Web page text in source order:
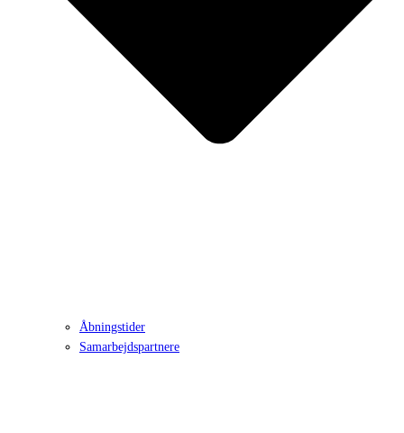
Åbningstider
Samarbejdspartnere